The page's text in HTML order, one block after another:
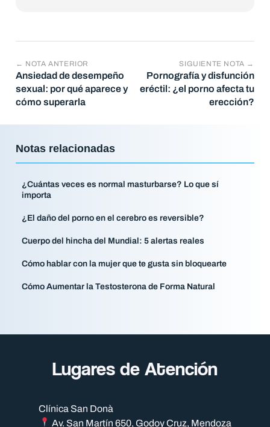
← NOTA ANTERIOR
Ansiedad de desempeño
sexual: por qué aparece y
cómo superarla
SIGUIENTE NOTA →
Pornografía y disfunción
eréctil: ¿el porno afecta tu
erección?
Notas relacionadas
¿Cuántas veces es normal masturbarse? Lo que sí
importa
¿El daño del porno en el cerebro es reversible?
Cuerpo del hincha del Mundial: 5 alertas reales
Cómo hablar con la mujer que te gusta sin bloquearte
Cómo Aumentar la Testosterona de Forma Natural
Lugares de Atención​
Clínica San Donà
Av. San Martín 650, Godoy Cruz, Mendoza